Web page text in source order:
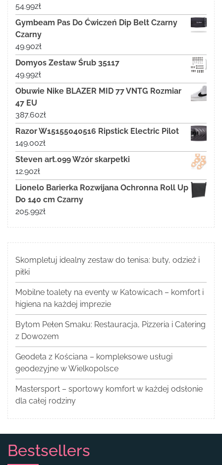
54.99zł
Gymbeam Pas Do Ćwiczeń Dip Belt Czarny
Czarny
49.90zł
Domyos Zestaw Śrub 35117
49.99zł
Obuwie Nike BLAZER MID 77 VNTG Rozmiar
47 EU
387.60zł
Razor W15155040516 Ripstick Electric Pilot
149.00zł
Steven art.099 Wzór skarpetki
12.90zł
Lionelo Barierka Rozwijana Ochronna Roll Up
Do 140 cm Czarny
205.99zł
Skompletuj idealny zestaw do tenisa: buty, odzież i
piłki
Mobilne toalety na eventy w Katowicach – komfort i
higiena na każdej imprezie
Bytom Pełen Smaku: Restauracja, Pizzeria i Catering
z Dowozem
Geodeta z Kościana – kompleksowe usługi
geodezyjne w Wielkopolsce
Mastersport – sportowy komfort w każdej odsłonie
dla całej rodziny
Bestsellers